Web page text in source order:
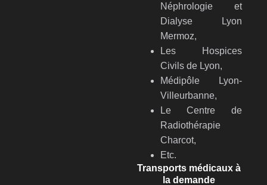
Néphrologie et
Dialyse Lyon
Mermoz,
Les Hospices
Civils de Lyon,
Médipôle Lyon-
Villeurbanne,
Le Centre de
Radiothérapie
Charcot,
Etc.
Transports médicaux à
la demande